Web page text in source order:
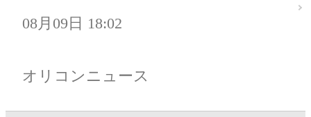
08月09日 18:02
オリコンニュース